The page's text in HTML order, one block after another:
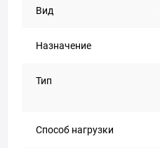
Вид
Назначение
Тип
Способ нагрузки